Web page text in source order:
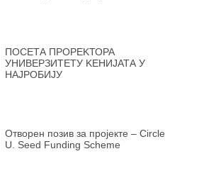
ПОСЕТА ПРОРЕKТОРА
УНИВЕРЗИТЕТУ KЕНИЈАТА У
НАЈРОБИЈУ
Отворен позив за пројекте – Circle
U. Seed Funding Scheme